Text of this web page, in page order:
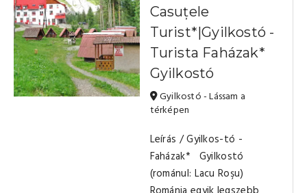
Casuțele
Turist*|Gyilkostó -
Turista Faházak*
Gyilkostó
Gyilkostó - Lássam a
térképen
Leírás / Gyilkos-tó -
Faházak* Gyilkostó
(románul: Lacu Roşu)